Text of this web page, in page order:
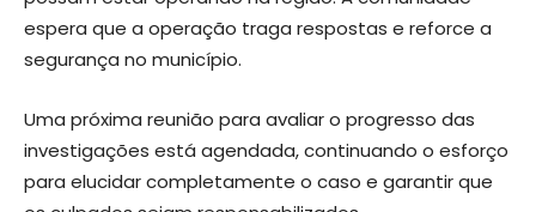
espera que a operação traga respostas e reforce a
segurança no município.
Uma próxima reunião para avaliar o progresso das
investigações está agendada, continuando o esforço
para elucidar completamente o caso e garantir que